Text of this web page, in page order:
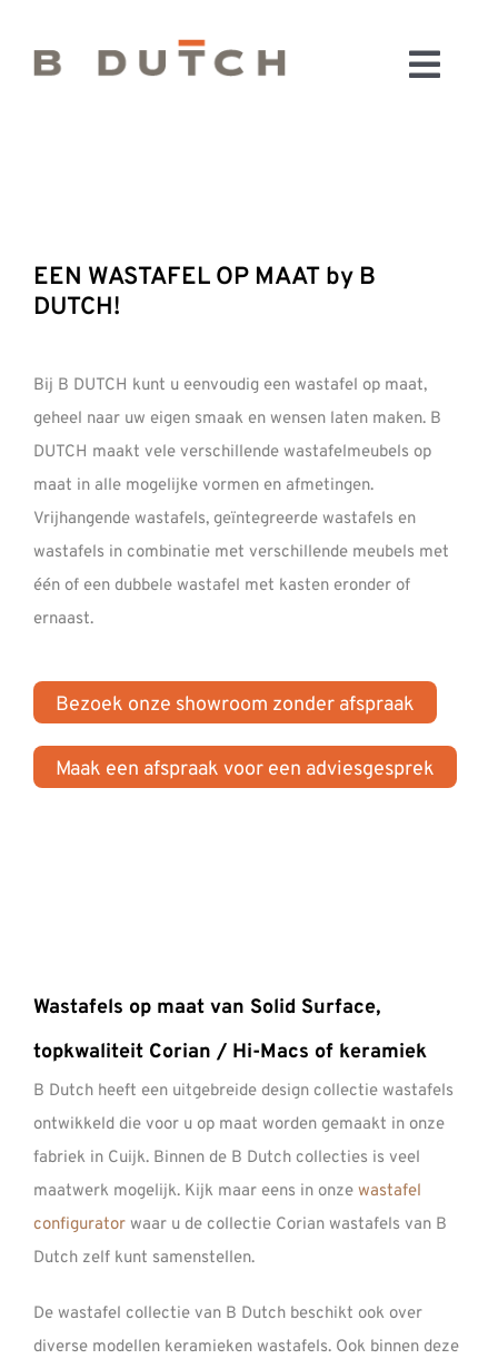
inhoud
MATERIALEN
WINKELWAGEN
BLOG
REVIEWS
INFO
CONTACT
EEN WASTAFEL OP MAAT by B
DUTCH!
Bij B DUTCH kunt u eenvoudig een wastafel op maat,
geheel naar uw eigen smaak en wensen laten maken. B
DUTCH maakt vele verschillende wastafelmeubels op
maat in alle mogelijke vormen en afmetingen.
Vrijhangende wastafels, geïntegreerde wastafels en
wastafels in combinatie met verschillende meubels met
één of een dubbele wastafel met kasten eronder of
ernaast.
Bezoek onze showroom zonder afspraak
Maak een afspraak voor een adviesgesprek
Wastafels op maat van Solid Surface,
topkwaliteit Corian / Hi-Macs of keramiek
B Dutch heeft een uitgebreide design collectie wastafels
ontwikkeld die voor u op maat worden gemaakt in onze
fabriek in Cuijk. Binnen de B Dutch collecties is veel
maatwerk mogelijk. Kijk maar eens in onze wastafel
configuratorwaar u de collectie Corian wastafels van B
Dutch zelf kunt samenstellen.
De wastafel collectie van B Dutch beschikt ook over
diverse modellen keramieken wastafels. Ook binnen deze